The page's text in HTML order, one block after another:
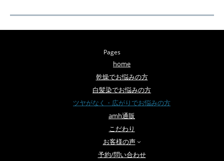
Pages
home
乾燥でお悩みの方
白髪染でお悩みの方
ツヤがなく・広がりでお悩みの方
amh通販
こだわり
お客様の声
予約/問い合わせ